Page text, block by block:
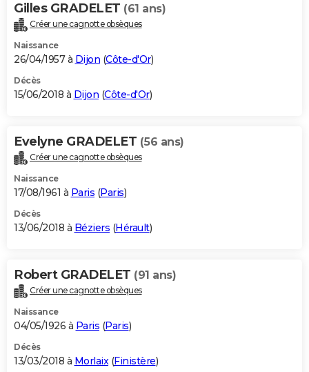
Gilles GRADELET (61 ans)
Créer une cagnotte obsèques
Naissance
26/04/1957 à Dijon (Côte-d'Or)
Décès
15/06/2018 à Dijon (Côte-d'Or)
Evelyne GRADELET (56 ans)
Créer une cagnotte obsèques
Naissance
17/08/1961 à Paris (Paris)
Décès
13/06/2018 à Béziers (Hérault)
Robert GRADELET (91 ans)
Créer une cagnotte obsèques
Naissance
04/05/1926 à Paris (Paris)
Décès
13/03/2018 à Morlaix(Finistère)